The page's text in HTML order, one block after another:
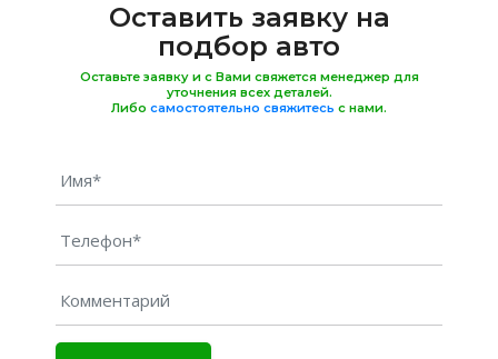
Оставить заявку на
подбор авто
Оставьте заявку и с Вами свяжется менеджер для
уточнения всех деталей.
Либо самостоятельно свяжитесь с нами.